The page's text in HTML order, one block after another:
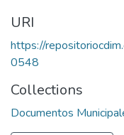
URI
https://
0548
Collections
Documentos